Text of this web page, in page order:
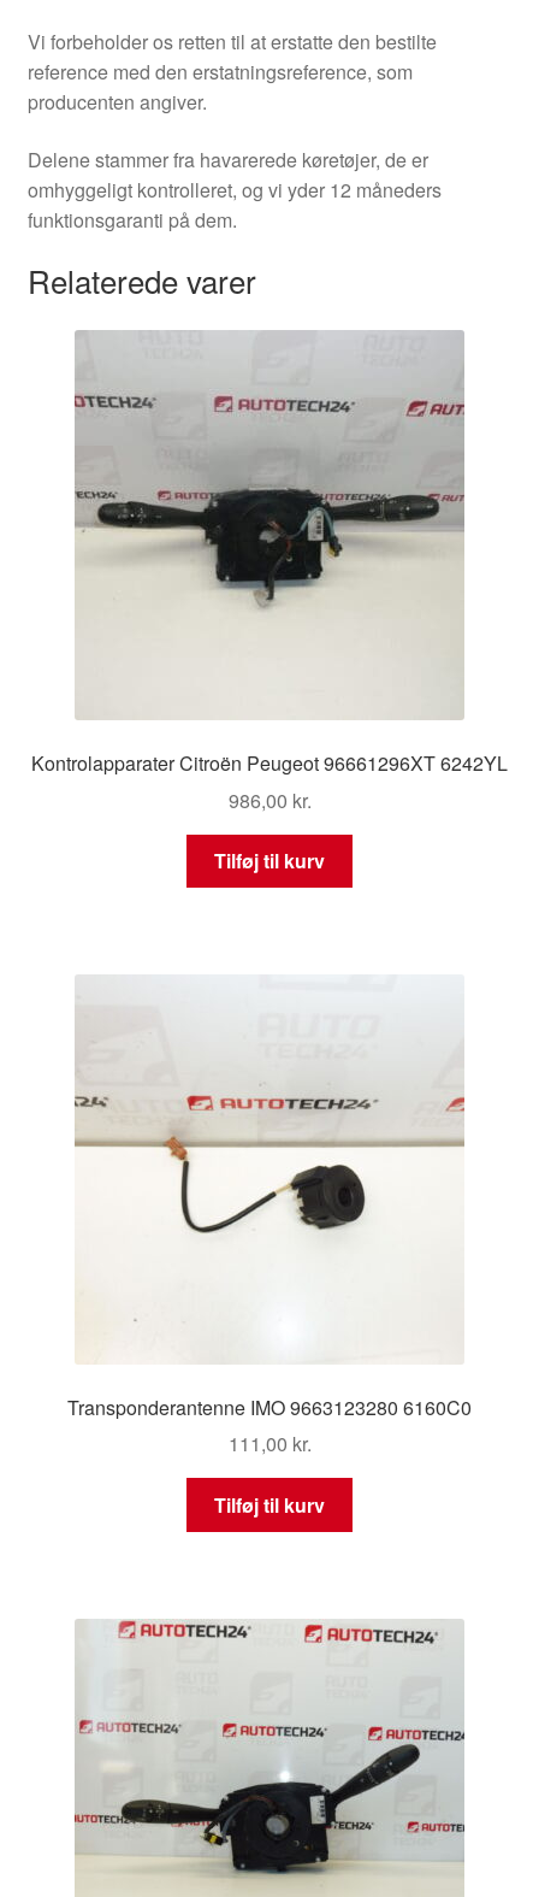
Vi forbeholder os retten til at erstatte den bestilte
reference med den erstatningsreference, som
producenten angiver.
Delene stammer fra havarerede køretøjer, de er
omhyggeligt kontrolleret, og vi yder 12 måneders
funktionsgaranti på dem.
Relaterede varer
Kontrolapparater Citroën Peugeot 96661296XT 6242YL
986,00 kr.
Tilføj til kurv
Transponderantenne IMO 9663123280 6160C0
111,00 kr.
Tilføj til kurv